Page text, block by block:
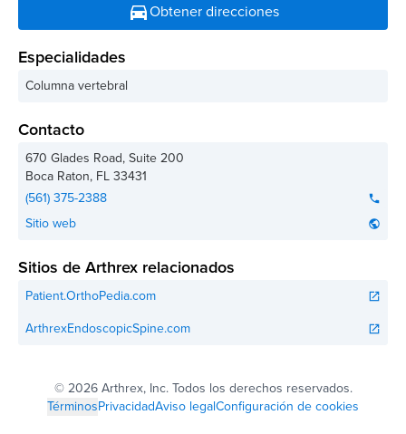
directions_carObtener direcciones
Especialidades
Columna vertebral
Contacto
670 Glades Road, Suite 200
Boca Raton, FL33431
(561) 375-2388
phone
Sitio web public
Sitios de Arthrex relacionados
Patient.OrthoPedia.com open_in_new
ArthrexEndoscopicSpine.com open_in_new
© 2026 Arthrex, Inc. Todos los derechos reservados.
TérminosPrivacidadAviso legalConfiguración de cookies